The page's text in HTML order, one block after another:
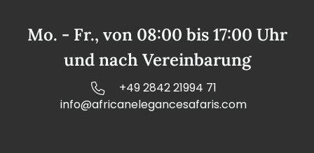
Mo. - Fr., von 08:00 bis 17:00 Uhr
und nach Vereinbarung
+49 2842 21994 71
info@africanelegancesafaris.com